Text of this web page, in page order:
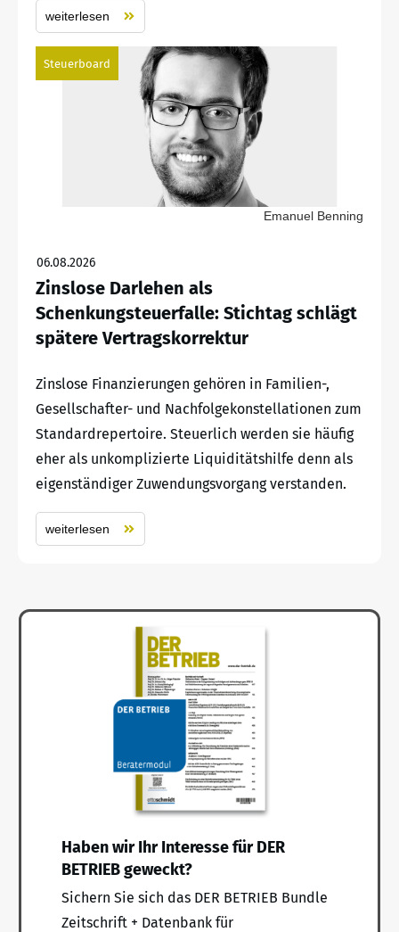
weiterlesen
Steuerboard
Emanuel Benning
06.08.2026
Zinslose Darlehen als
Schenkungsteuerfalle: Stichtag schlägt
spätere Vertragskorrektur
Zinslose Finanzierungen gehören in Familien-,
Gesellschafter- und Nachfolgekonstellationen zum
Standardrepertoire. Steuerlich werden sie häufig
eher als unkomplizierte Liquiditätshilfe denn als
eigenständiger Zuwendungsvorgang verstanden.
weiterlesen
Haben wir Ihr Interesse für DER
BETRIEB geweckt?
Sichern Sie sich das DER BETRIEB Bundle
Zeitschrift + Datenbank für